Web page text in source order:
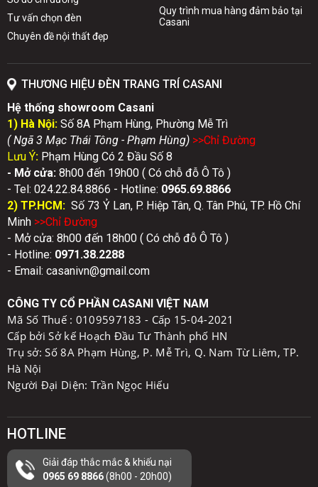
Tư vấn chọn đèn
Chuyên đề nội thất đẹp
Quy trình mua hàng đảm bảo tại
Casani
THƯƠNG HIỆU ĐÈN TRANG TRÍ CASANI
Hệ thống showroom Casani
1) Hà Nội: Số 8A Phạm Hùng, Phường Mễ Trì
( Ngã 3 Mạc Thái Tông - Phạm Hùng) >>Chỉ Đường
Lưu Ý: Phạm Hùng Có 2 Đầu Số 8
- Mở cửa: 8h00 đến 19h00 ( Có chỗ đỗ Ô Tô )
- Tel: 024.22.84.8866 - Hotline: 0965.69.8866
2) TP.HCM: Số 73 Ỷ Lan, P. Hiệp Tân, Q. Tân Phú, TP. Hồ Chí
Minh >>Chỉ Đường
- Mở cửa: 8h00 đến 18h00 ( Có chỗ đỗ Ô Tô )
- Hotline: 0971.38.2288
- Email: casanivn@gmail.com
CÔNG TY CỔ PHẦN CASANI VIỆT NAM
Mã Số Thuế : 0109597183 - Cấp 15-04-2021
Cấp bởi Sở kế Hoạch Đầu Tư Thành phố HN
Trụ sở: Số 8A Phạm Hùng, P. Mễ Trì, Q. Nam Từ Liêm, TP.
Hà Nội
Người Đại Diện: Trần Ngọc Hiếu
HOTLINE
Giải đáp thắc mắc & khiếu nại
0965 69 8866(8h00 - 20h00)